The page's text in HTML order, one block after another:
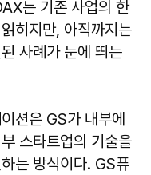
는 기존 사업의 한
히지만, 아직까지는
사례가 눈에 띄는
션은 GS가 내부에
스타트업의 기술을
는 방식이다. GS퓨